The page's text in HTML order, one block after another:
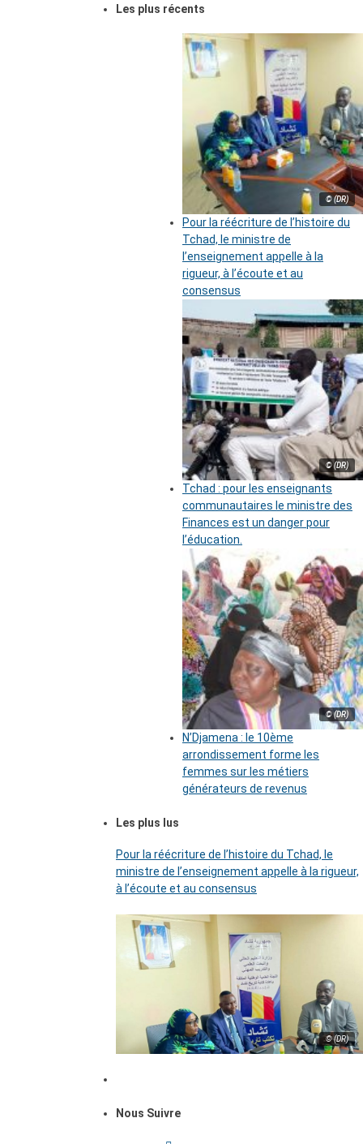
Les plus récents
© (DR)
Pour la réécriture de l’histoire du
Tchad, le ministre de
l’enseignement appelle à la
rigueur, à l’écoute et au
consensus
© (DR)
Tchad : pour les enseignants
communautaires le ministre des
Finances est un danger pour
l’éducation.
© (DR)
N’Djamena : le 10ème
arrondissement forme les
femmes sur les métiers
générateurs de revenus
Les plus lus
Pour la réécriture de l’histoire du Tchad, le
ministre de l’enseignement appelle à la rigueur,
à l’écoute et au consensus
© (DR)
Nous Suivre